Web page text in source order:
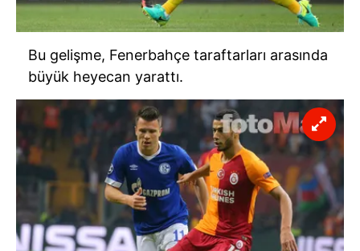
hazırlanmış Aydınlatma Metnimizi okumak ve sitemizde
ilgili mevzuata uygun olarak kullanılan çerezlerle ilgili bilgi
almak için lütfen tıklayınız .
Bu gelişme, Fenerbahçe taraftarları arasında
büyük heyecan yarattı.